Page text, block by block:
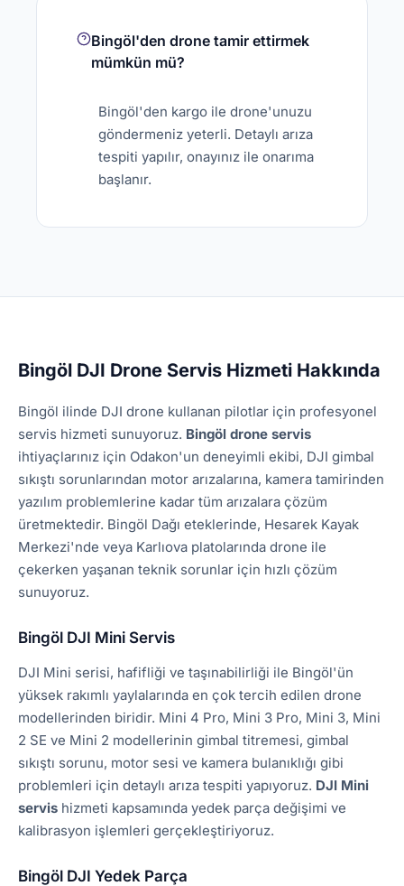
Bingöl'den drone tamir ettirmek
mümkün mü?
Bingöl'den kargo ile drone'unuzu
göndermeniz yeterli. Detaylı arıza
tespiti yapılır, onayınız ile onarıma
başlanır.
Bingöl DJI Drone Servis Hizmeti Hakkında
Bingöl ilinde DJI drone kullanan pilotlar için profesyonel
servis hizmeti sunuyoruz. Bingöl drone servis
ihtiyaçlarınız için Odakon'un deneyimli ekibi, DJI gimbal
sıkıştı sorunlarından motor arızalarına, kamera tamirinden
yazılım problemlerine kadar tüm arızalara çözüm
üretmektedir. Bingöl Dağı eteklerinde, Hesarek Kayak
Merkezi'nde veya Karlıova platolarında drone ile
çekerken yaşanan teknik sorunlar için hızlı çözüm
sunuyoruz.
Bingöl DJI Mini Servis
DJI Mini serisi, hafifliği ve taşınabilirliği ile Bingöl'ün
yüksek rakımlı yaylalarında en çok tercih edilen drone
modellerinden biridir. Mini 4 Pro, Mini 3 Pro, Mini 3, Mini
2 SE ve Mini 2 modellerinin gimbal titremesi, gimbal
sıkıştı sorunu, motor sesi ve kamera bulanıklığı gibi
problemleri için detaylı arıza tespiti yapıyoruz. DJI Mini
servis hizmeti kapsamında yedek parça değişimi ve
kalibrasyon işlemleri gerçekleştiriyoruz.
Bingöl DJI Yedek Parça